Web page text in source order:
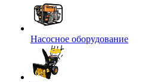
Насосное оборудование